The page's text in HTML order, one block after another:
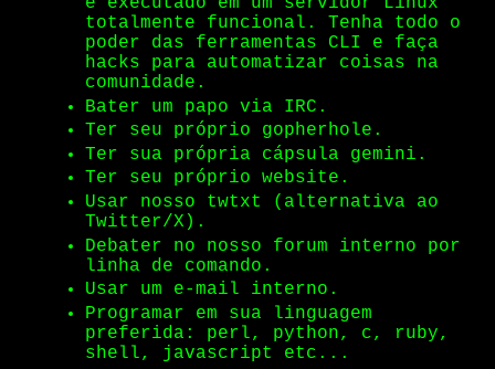
totalmente funcional. Tenha todo o
poder das ferramentas CLI e faça
hacks para automatizar coisas na
comunidade.
Bater um papo via IRC.
Ter seu próprio gopherhole.
Ter sua própria cápsula gemini.
Ter seu próprio website.
Usar nosso twtxt (alternativa ao
Twitter/X).
Debater no nosso forum interno por
linha de comando.
Usar um e-mail interno.
Programar em sua linguagem
preferida: perl, python, c, ruby,
shell, javascript etc...